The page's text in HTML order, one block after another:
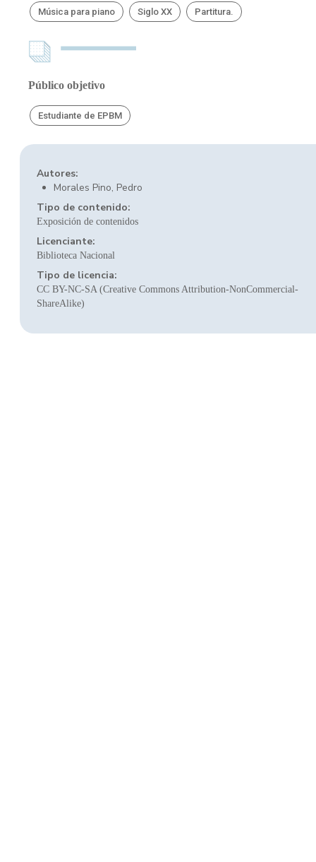
Música para piano Siglo XX Partitura.
Público objetivo
Estudiante de EPBM
Autores:
Morales Pino, Pedro
Tipo de contenido:
Exposición de contenidos
Licenciante:
Biblioteca Nacional
Tipo de licencia:
CC BY-NC-SA (Creative Commons Attribution-NonCommercial-
ShareAlike)